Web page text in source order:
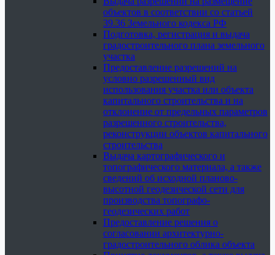
объектов в соответствии со статьей
39.36 Земельного кодекса РФ
Подготовка, регистрация и выдача
градостроительного плана земельного
участка
Предоставление разрешений на
условно разрешенный вид
использования участка или объекта
капитального строительства и на
отклонение от предельных параметров
разрешенного строительства,
реконструкции объектов капитального
строительства
Выдача картографического и
топографического материала, а также
сведений об исходной планово-
высотной геодезической сети для
производства топографо-
геодезических работ
Предоставление решения о
согласовании архитектурно-
градостроительного облика объекта